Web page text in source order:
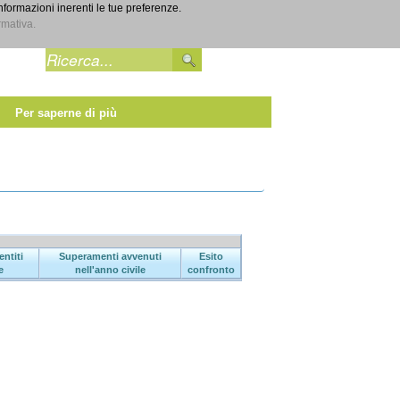
Per saperne di più
inerenti le tue preferenze.